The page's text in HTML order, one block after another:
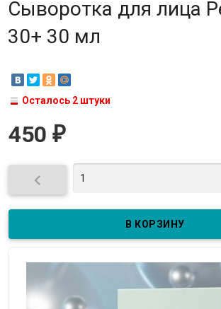
Сыворотка для лица
30+ 30 мл
Осталось 2 штуки
450 ₽
